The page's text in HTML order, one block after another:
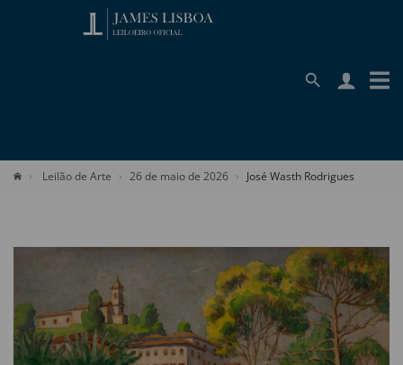
Leilão de Arte 26 de maio de 2026 José Wasth Rodrigues